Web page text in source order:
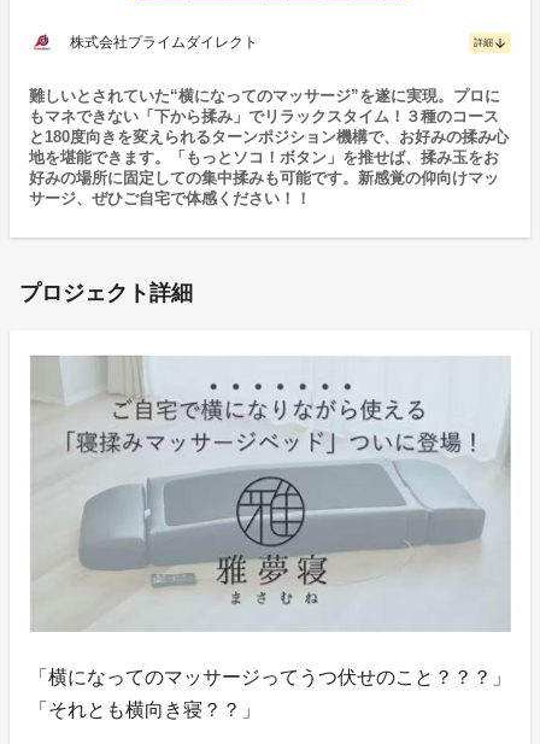
株式会社プライムダイレクト 詳細 arrow_downward
難しいとされていた“横になってのマッサージ”を遂に実現。プロに
もマネできない「下から揉み」でリラックスタイム！３種のコース
と180度向きを変えられるターンポジション機構で、お好みの揉み心
地を堪能できます。「もっとソコ！ボタン」を推せば、揉み玉をお
好みの場所に固定しての集中揉みも可能です。新感覚の仰向けマッ
サージ、ぜひご自宅で体感ください！！
プロジェクト詳細
「横になってのマッサージってうつ伏せのこと？？？」
「それとも横向き寝？？」